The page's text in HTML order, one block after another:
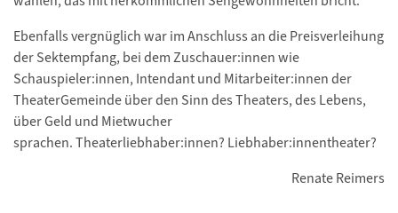
Ebenfalls vergnüglich war im Anschluss an die Preisverleihung
der Sektempfang, bei dem Zuschauer:innen wie
Schauspieler:innen, Intendant und Mitarbeiter:innen der
TheaterGemeinde über den Sinn des Theaters, des Lebens,
über Geld und Mietwucher
sprachen. Theaterliebhaber:innen? Liebhaber:innentheater?
Renate Reimers